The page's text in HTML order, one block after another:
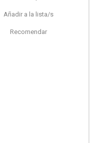
Añadir a la lista/s
Recomendar